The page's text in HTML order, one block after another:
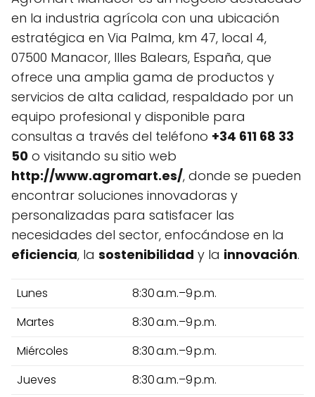
en la industria agrícola con una ubicación
estratégica en Via Palma, km 47, local 4,
07500 Manacor, Illes Balears, España, que
ofrece una amplia gama de productos y
servicios de alta calidad, respaldado por un
equipo profesional y disponible para
consultas a través del teléfono +34 611 68 33
50 o visitando su sitio web
http://www.agromart.es/, donde se pueden
encontrar soluciones innovadoras y
personalizadas para satisfacer las
necesidades del sector, enfocándose en la
eficiencia, la sostenibilidad y la innovación.
Lunes
8:30 a.m.–9 p.m.
Martes
8:30 a.m.–9 p.m.
Miércoles
8:30 a.m.–9 p.m.
Jueves
8:30 a.m.–9 p.m.